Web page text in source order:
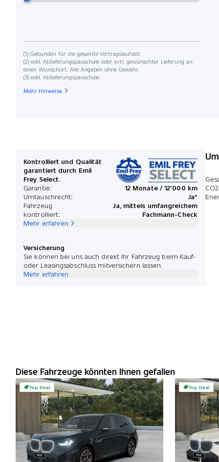
(1) Gebunden für die gesamte Vertragslaufzeit.
(2) exkl. Ablieferungspauschale oder evtl. gewünschter Lieferung an
einen Wunschort. Alle Angaben ohne Gewähr.
(3) exkl. Ablieferungspauschale
Mehr Hinweise
Kontrolliert und Qualität
garantiert durch Emil
Frey Select.
Garantie:
12 Monate / 12'000 km
Umtauschrecht:
Ja*
Fahrzeug
kontrolliert:
Ja, mittels umfangreichem
Fachmann-Check
Mehr erfahren
Versicherung
Sie können bei uns auch direkt Ihr Fahrzeug beim Kauf-
oder Leasingsabschluss mitversichern lassen.
Mehr erfahren
Diese Fahrzeuge könnten Ihnen gefallen
Top Deal Top Deal